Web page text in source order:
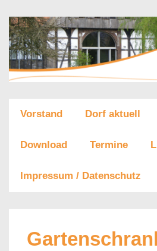
Zum
Inhalt
Main
Vorstand Dorf aktuell
Download Termine
Impressum / Datenschutz